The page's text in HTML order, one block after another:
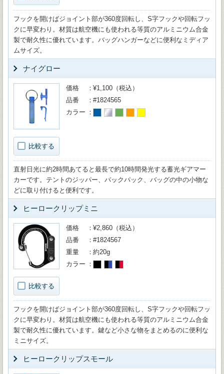
フックを開けばジョイント部が360度回転し、S字フックや回転フッ
クに早変わり。材質は航空機にも使われる等質のアルミニウム合金
製で耐久性に優れています。バッグハンガーなどに便利なミディア
ムサイズ。
ナイグロー
比較する
価格
¥1,100（税込）
品番
#1824565
カラー
直射日光に約2時間あてると最長で約10時間発光する蓄光ギアマー
カーです。テントのジッパー、バックパック、バッグの中の小物な
どに取り付けると便利です。
ヒーロークリップミニ
比較する
価格
¥2,860（税込）
品番
#1824567
重量
約20g
カラー
フックを開けばジョイント部が360度回転し、S字フックや回転フッ
クに早変わり。材質は航空機にも使われる等質のアルミニウム合金
製で耐久性に優れています。鍵など小さな物をまとめるのに便利な
ミニサイズ。
ヒーロークリップスモール